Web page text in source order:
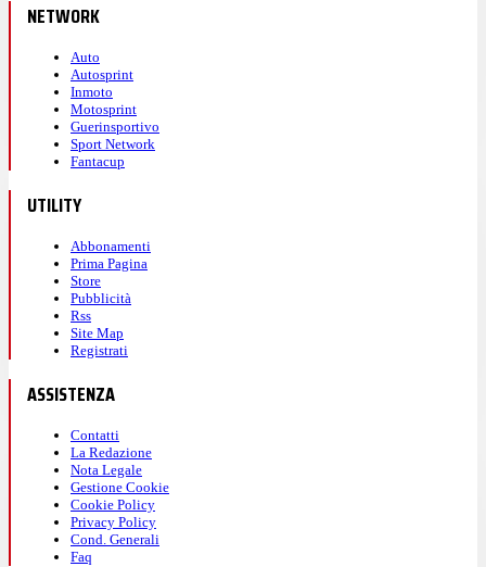
NETWORK
Auto
Autosprint
Inmoto
Motosprint
Guerinsportivo
Sport Network
Fantacup
UTILITY
Abbonamenti
Prima Pagina
Store
Pubblicità
Rss
Site Map
Registrati
ASSISTENZA
Contatti
La Redazione
Nota Legale
Gestione Cookie
Cookie Policy
Privacy Policy
Cond. Generali
Faq